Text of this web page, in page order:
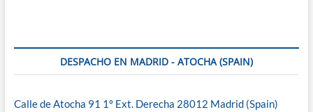
DESPACHO EN MADRID - ATOCHA (SPAIN)
Calle de Atocha 91 1º Ext. Derecha 28012 Madrid (Spain)